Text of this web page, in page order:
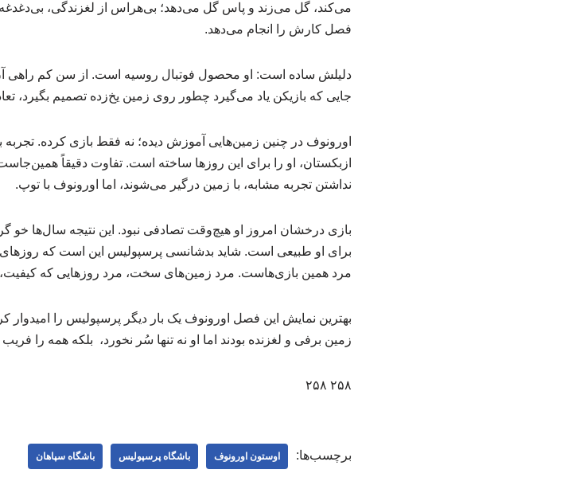
می‌کند، گل می‌زند و پاس گل می‌دهد؛ بی‌هراس از لغزندگی،
فصل کارش را انجام می‌دهد.
دلیلش ساده است: او محصول فوتبال روسیه است. از سن کم راهی
جایی که بازیکن یاد می‌گیرد چطور روی زمین یخ‌زده تصمیم بگیرد،
اورونوف در چنین زمین‌هایی آموزش دیده؛ نه فقط بازی کرده.
ازبکستان، او را برای این روزها ساخته است. تفاوت دقیقاً
نداشتن تجربه مشابه، با زمین درگیر می‌شوند، اما اورونوف با توپ.
بازی درخشان امروز او هیچ‌وقت تصادفی نبود. این نتیجه سال‌ها خو
برای او طبیعی است. شاید بدشانسی پرسپولیس این است که روزهای
مرد همین بازی‌هاست. مرد زمین‌های سخت، مرد روزهایی که
بهترین نمایش این فصل اورونوف یک بار دیگر پرسپولیس را
زمین برفی و لغزنده بودند اما او نه تنها سُر نخورد، بلکه همه را
۲۵۸ ۲۵۸
برچسب‌ها: اوستون اورونوف باشگاه پرسپولیس باشگاه سپاهان